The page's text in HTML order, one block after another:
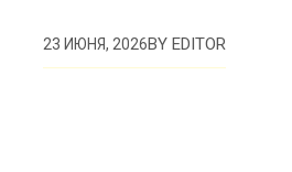
23 ИЮНЯ, 2026BYEDITOR